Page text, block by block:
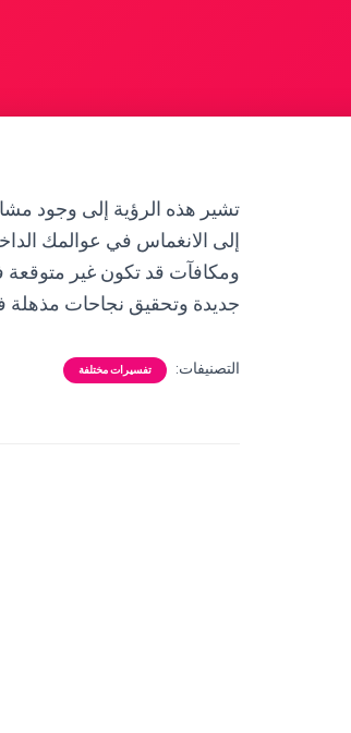
تشير هذه الرؤية إلى وجود
إلى الانغماس في عوالمك
ومكافآت قد تكون غير
جديدة وتحقيق نجاحات مذهلة
التصنيفات: تفسيرات مختلفة